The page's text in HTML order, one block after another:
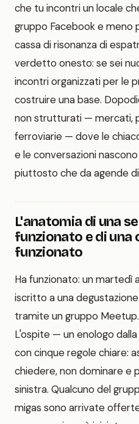
che tu incontri un locale
gruppo Facebook e meno
cassa di risonanza di
verdetto onesto: se sei
incontri organizzati per le
costruire una base.
non strutturati — mercati,
ferroviarie — dove le
e le conversazioni
piuttosto che da agende
L'anatomia di una
funzionato e di una
funzionato
Ha funzionato: un martedì
iscritto a una
tramite un gruppo
L'ospite — un enologo
con cinque regole chiare:
chiedere, non dominare e
sinistra. Qualcuno del
migas sono arrivate